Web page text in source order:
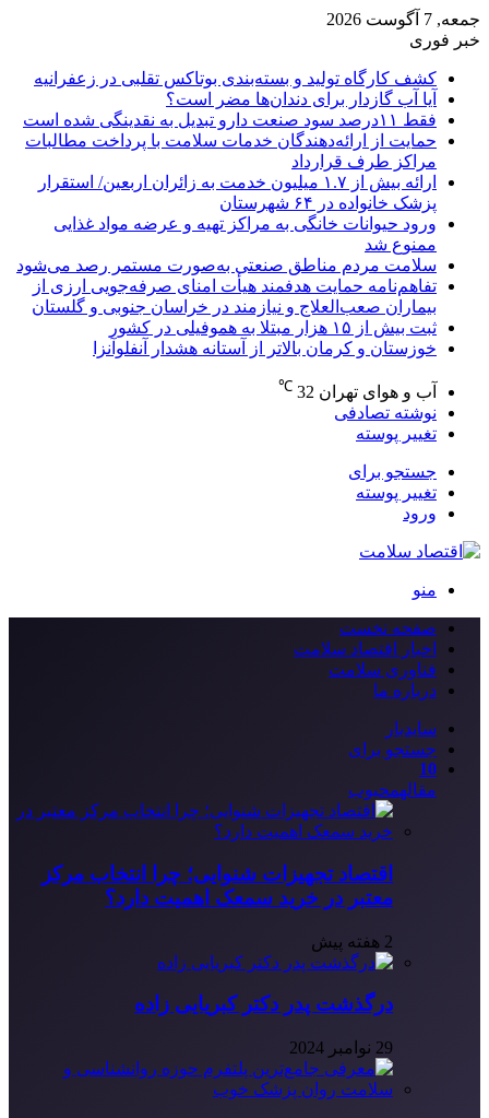
جمعه, 7 آگوست 2026
خبر فوری
کشف کارگاه تولید و بسته‌بندی بوتاکس تقلبی در زعفرانیه
آیا آب گازدار برای دندان‌ها مضر است؟
فقط ۱۱‌درصد سود صنعت دارو تبدیل به نقدینگی شده است
حمایت از ارائه‌دهندگان خدمات سلامت با پرداخت مطالبات
مراکز طرف قرارداد
ارائه بیش از ۱.۷ میلیون خدمت به زائران اربعین/ استقرار
پزشک خانواده در ۶۴ شهرستان
ورود حیوانات خانگی به مراکز تهیه و عرضه مواد غذایی
ممنوع شد
سلامت مردم مناطق صنعتی به‌صورت مستمر رصد می‌شود
تفاهم‌نامه حمایت هدفمند هیأت امنای صرفه‌جویی ارزی از
بیماران صعب‌العلاج و نیازمند در خراسان جنوبی و گلستان
ثبت بیش از ۱۵ هزار مبتلا به هموفیلی در کشور
خوزستان و کرمان بالاتر از آستانه هشدار آنفلوآنزا
آب و هوای تهران 32
℃
نوشته تصادفی
تغییر پوسته
جستجو برای
تغییر پوسته
ورود
منو
صفحه نخست
اخبار اقتصاد سلامت
فناوری سلامت
درباره ما
سایدبار
جستجو برای
10
مقالهمحبوب
اقتصاد تجهیزات شنوایی؛ چرا انتخاب مرکز
معتبر در خرید سمعک اهمیت دارد؟
2 هفته پیش
درگذشت پدر دکتر کبریایی زاده
29 نوامبر 2024